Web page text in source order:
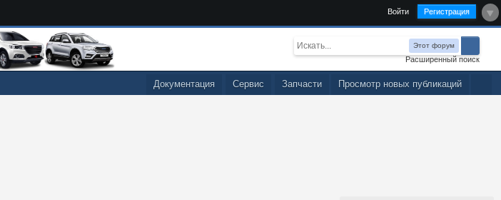
Войти Регистрация
Этот форум
Расширенный поиск
Просмотр новых публикаций
Запчасти
Сервис
Документация